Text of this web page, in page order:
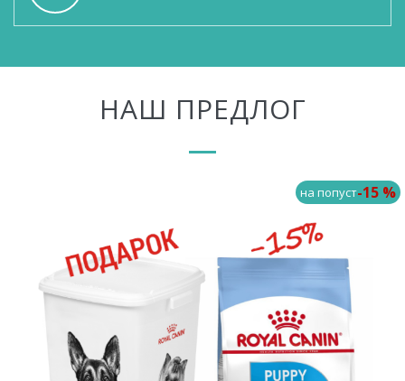
НАШ ПРЕДЛОГ
на попуст-15 %